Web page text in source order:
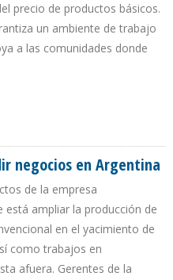
precio de productos básicos.
un ambiente de trabajo
a las comunidades donde
negocios en Argentina
de la empresa
está ampliar la producción de
en el yacimiento de
como trabajos en
afuera. Gerentes de la